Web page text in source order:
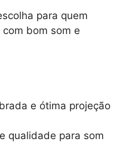
para quem
bom som e
e ótima projeção
qualidade para som